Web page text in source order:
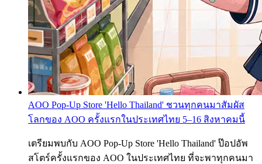
AOO Pop-Up Store 'Hello Thailand' ชวนทุกคนมาสัมผัส
โลกของ AOO ครั้งแรกในประเทศไทย 5–16 สิงหาคมนี้
เตรียมพบกับ AOO Pop-Up Store 'Hello Thailand' ป๊อปอัพ
สโตร์ครั้งแรกของ AOO ในประเทศไทย ที่จะพาทุกคนมา